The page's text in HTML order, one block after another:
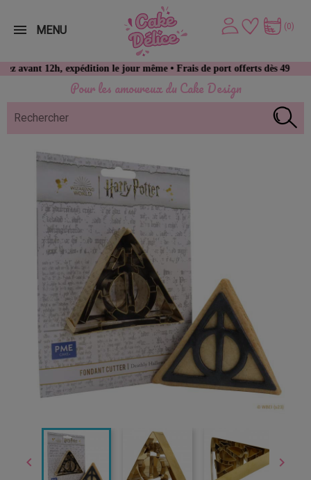
Pour les amoureux du Cake Design
12h, expédition le jour même • Frais de port offerts dès 49 € d’achat
(0)
MENU
 